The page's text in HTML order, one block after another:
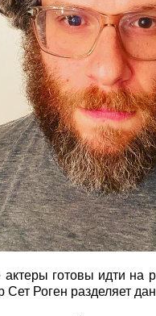
готовы идти на
Сет Роген разделяет